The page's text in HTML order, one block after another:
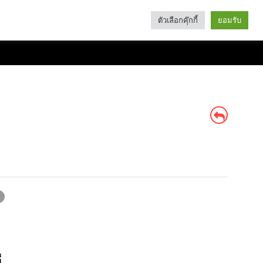
Categories
ตัวเลือกคุ๊กกี้ ยอมรับ